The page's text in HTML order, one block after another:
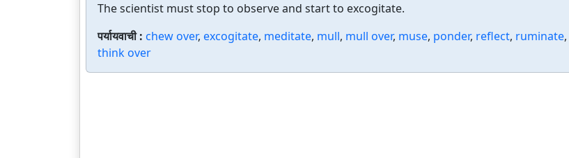
The scientist must stop to observe and start to excogitate.
पर्यायवाची : chew over, excogitate, meditate, mull, mull over, muse, ponder, reflect, ruminate,
think over